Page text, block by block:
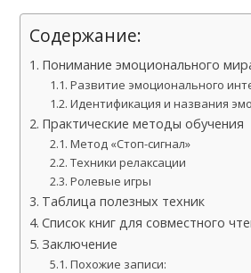
Содержание:
Понимание эмоционального
Развитие эмоционального
Идентификация и названия
Практические методы обучения
Метод «Стоп-сигнал»
Техники релаксации
Ролевые игры
Таблица полезных техник
Список книг для совместного
Заключение
Похожие записи: